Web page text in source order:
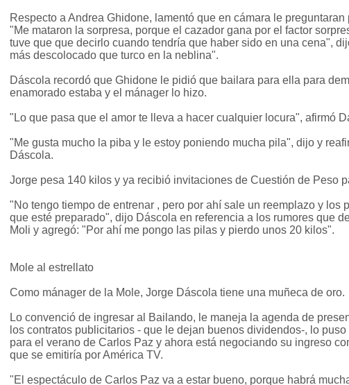
Respecto a Andrea Ghidone, lamentó que en cámara le preguntaran
"Me mataron la sorpresa, porque el cazador gana por el factor
tuve que que decirlo cuando tendría que haber sido en una cena",
más descolocado que turco en la neblina".
Dáscola recordó que Ghidone le pidió que bailara para ella para
enamorado estaba y el mánager lo hizo.
"Lo que pasa que el amor te lleva a hacer cualquier locura", afirmó
"Me gusta mucho la piba y le estoy poniendo mucha pila", dijo y
Dáscola.
Jorge pesa 140 kilos y ya recibió invitaciones de Cuestión de Peso
"No tengo tiempo de entrenar , pero por ahí sale un reemplazo y los
que esté preparado", dijo Dáscola en referencia a los rumores que
Moli y agregó: "Por ahí me pongo las pilas y pierdo unos 20 kilos".
Mole al estrellato
Como mánager de la Mole, Jorge Dáscola tiene una muñeca de oro.
Lo convenció de ingresar al Bailando, le maneja la agenda de
los contratos publicitarios - que le dejan buenos dividendos-, lo
para el verano de Carlos Paz y ahora está negociando su ingreso
que se emitiría por América TV.
"El espectáculo de Carlos Paz va a estar bueno, porque habrá